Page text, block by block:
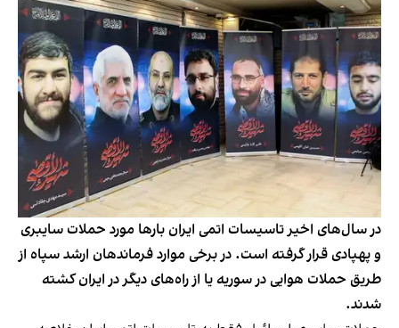
در سال‌های اخیر تاسیسات اتمی ایران بارها مورد حملات سایبری
و پهپادی قرار گرفته است. در برخی موارد فرماندهان ارشد سپاه از
طریق حملات هوایی در سوریه یا از راه‌‌های دیگر در ایران کشته
شدند.